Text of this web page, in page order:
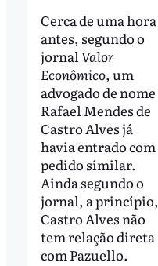
Cerca de uma hora
antes, segundo o
jornalValor
Econômico, um
advogado de nome
Rafael Mendes de
Castro Alves já
havia entrado com
pedido similar.
Ainda segundo o
jornal, a princípio,
Castro Alves não
tem relação direta
com Pazuello.